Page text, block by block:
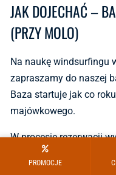
JAK DOJECHAĆ –
(PRZY MOLO)
Na naukę windsurfingu
zapraszamy do naszej
Baza startuje jak co
majówkowego.
W procesie rezerwacji
lekcje indywidualne –
PROMOCJE